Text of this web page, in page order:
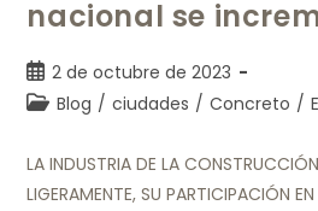
nacional se
2 de octubre de 2023
Blog / ciudades / Concreto /
LA INDUSTRIA DE LA
LIGERAMENTE, SU PARTICIPACIÓN